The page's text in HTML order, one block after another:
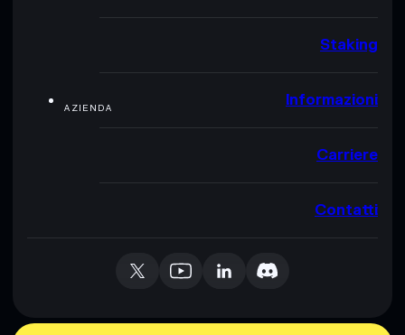
Staking
AZIENDA Informazioni
Carriere
Contatti